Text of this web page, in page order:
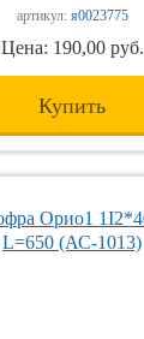
артикул: я0023775
Цена: 190,00 руб.
Купить